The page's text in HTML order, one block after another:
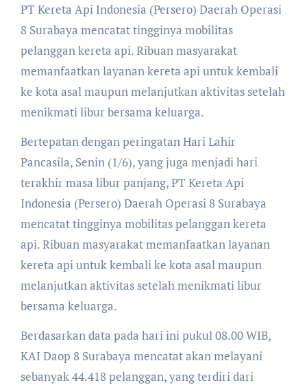
PT Kereta Api Indonesia (Persero) Daerah Operasi
8 Surabaya mencatat tingginya mobilitas
pelanggan kereta api. Ribuan masyarakat
memanfaatkan layanan kereta api untuk kembali
ke kota asal maupun melanjutkan aktivitas setelah
menikmati libur bersama keluarga.
Bertepatan dengan peringatan Hari Lahir
Pancasila, Senin (1/6), yang juga menjadi hari
terakhir masa libur panjang, PT Kereta Api
Indonesia (Persero) Daerah Operasi 8 Surabaya
mencatat tingginya mobilitas pelanggan kereta
api. Ribuan masyarakat memanfaatkan layanan
kereta api untuk kembali ke kota asal maupun
melanjutkan aktivitas setelah menikmati libur
bersama keluarga.
Berdasarkan data pada hari ini pukul 08.00 WIB,
KAI Daop 8 Surabaya mencatat akan melayani
sebanyak 44.418 pelanggan, yang terdiri dari